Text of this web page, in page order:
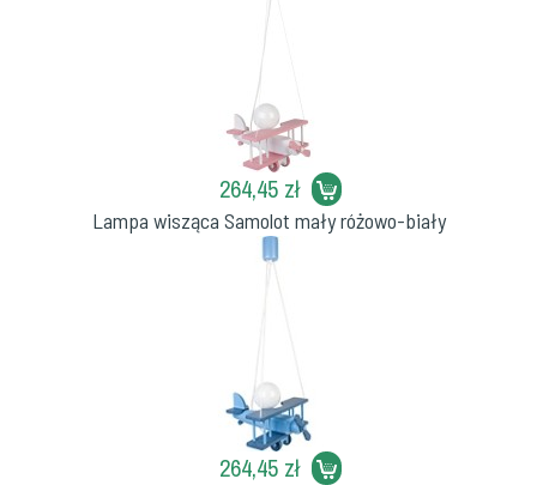
264,45 zł
Lampa wisząca Samolot mały różowo-biały
264,45 zł